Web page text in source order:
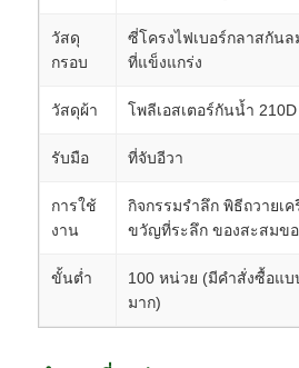
วัสดุ
กรอบ
ซี่โครงไฟเบอร์กลาสกัน
ที่แข็งแกร่ง
วัสดุผ้า โพลีเอสเตอร์กันน้ำ
รับมือ ที่จับอีวา
การใช้
งาน
กิจกรรมรำลึก พิธีถวายเ
ขวัญที่ระลึก ของสะสมข
ขั้นต่ำ
100 หน่วย (มีคำสั่งซื้อแ
มาก)